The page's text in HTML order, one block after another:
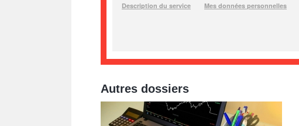
Autres dossiers